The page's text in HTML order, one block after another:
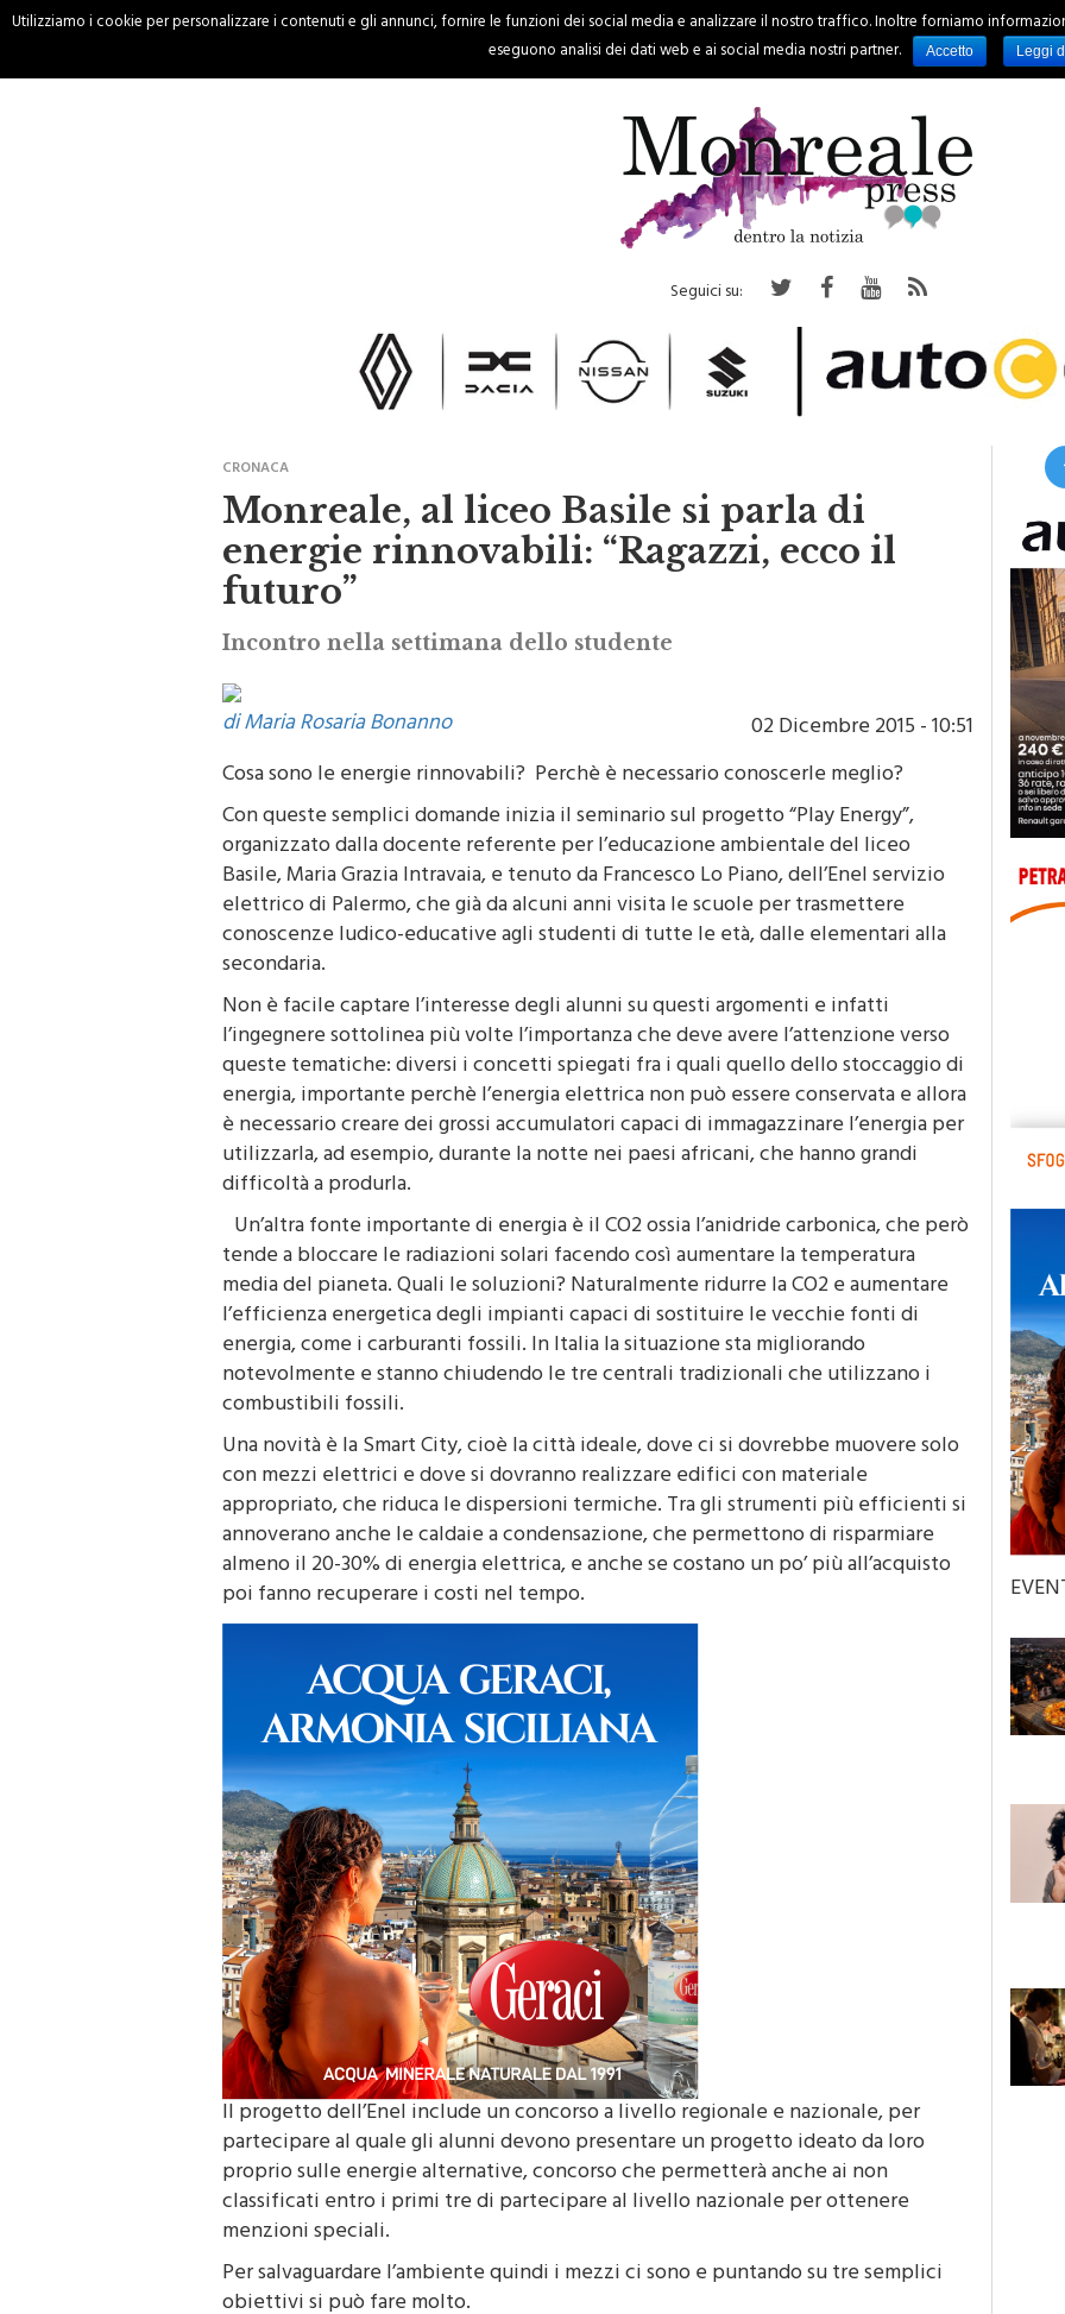
HOME CRONACA PALERMO REGIONE EVENTI RUBRICHE SPORT
Seguici su:
CRONACA
Monreale, al liceo Basile si parla di
energie rinnovabili: “Ragazzi, ecco il
futuro”
Incontro nella settimana dello studente
di Maria Rosaria Bonanno
02 Dicembre 2015 - 10:51
Cosa sono le energie rinnovabili? Perchè è necessario conoscerle meglio?
Con queste semplici domande inizia il seminario sul progetto “Play Energy”,
organizzato dalla docente referente per l’educazione ambientale del liceo
Basile, Maria Grazia Intravaia, e tenuto da Francesco Lo Piano, dell’Enel servizio
elettrico di Palermo, che già da alcuni anni visita le scuole per trasmettere
conoscenze ludico-educative agli studenti di tutte le età, dalle elementari alla
secondaria.
Non è facile captare l’interesse degli alunni su questi argomenti e infatti
l’ingegnere sottolinea più volte l’importanza che deve avere l’attenzione verso
queste tematiche: diversi i concetti spiegati fra i quali quello dello stoccaggio di
energia, importante perchè l’energia elettrica non può essere conservata e allora
è necessario creare dei grossi accumulatori capaci di immagazzinare l’energia per
utilizzarla, ad esempio, durante la notte nei paesi africani, che hanno grandi
difficoltà a produrla.
Un’altra fonte importante di energia è il CO2 ossia l’anidride carbonica, che però
tende a bloccare le radiazioni solari facendo così aumentare la temperatura
media del pianeta. Quali le soluzioni? Naturalmente ridurre la CO2 e aumentare
l’efficienza energetica degli impianti capaci di sostituire le vecchie fonti di
energia, come i carburanti fossili. In Italia la situazione sta migliorando
notevolmente e stanno chiudendo le tre centrali tradizionali che utilizzano i
combustibili fossili.
Una novità è la Smart City, cioè la città ideale, dove ci si dovrebbe muovere solo
con mezzi elettrici e dove si dovranno realizzare edifici con materiale
appropriato, che riduca le dispersioni termiche. Tra gli strumenti più efficienti si
annoverano anche le caldaie a condensazione, che permettono di risparmiare
almeno il 20-30% di energia elettrica, e anche se costano un po’ più all’acquisto
poi fanno recuperare i costi nel tempo.
Il progetto dell’Enel include un concorso a livello regionale e nazionale, per
partecipare al quale gli alunni devono presentare un progetto ideato da loro
proprio sulle energie alternative, concorso che permetterà anche ai non
classificati entro i primi tre di partecipare al livello nazionale per ottenere
menzioni speciali.
Per salvaguardare l’ambiente quindi i mezzi ci sono e puntando su tre semplici
obiettivi si può fare molto.
Utilizziamo i cookie per personalizzare i contenuti e gli annunci, fornire le funzioni dei social media e analizzare il nostro traffico. Inoltre forniamo
eseguono analisi dei dati web e ai social media nostri partner.
Accetto Leggi